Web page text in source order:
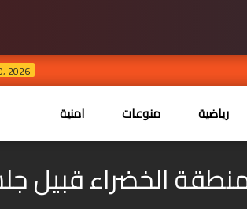
طريق
رياضية منوعات امنية
الخضراء قبيل